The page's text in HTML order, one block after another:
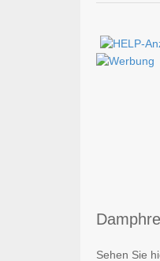
Sehen Sie